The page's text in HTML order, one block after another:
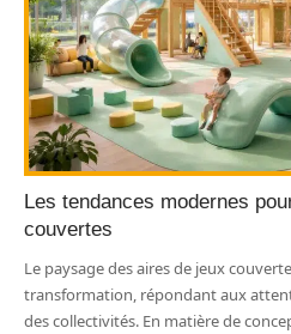
Les tendances modernes
couvertes
Le paysage des aires de jeux
transformation, répondant aux
des collectivités. En matière de